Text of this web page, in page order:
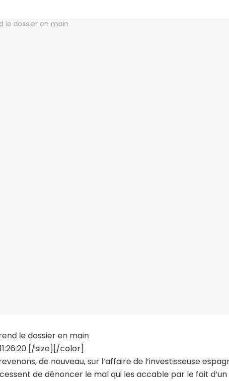
le dossier en main
[/size][/color]
de nouveau, sur l’affaire de l’investisseuse
de dénoncer le mal qui les accable par le fait d’un